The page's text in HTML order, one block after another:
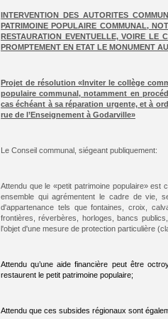
INTERVENTION DES AUTORITES
PATRIMOINE POPULAIRE COMMUNAL,
RESTAURATION EVENTUELLE, VOIRE LE
PROMPTEMENT EN ETAT LE MONUMENT
Projet de résolution «Inviter le collège
populaire communal, notamment en
cas échéant à sa réparation urgente, et à
rue de l’Enseignement à Godarville»
Le Conseil communal, siégeant publiquement:
Attendu que le «petit patrimoine populaire» est
ensemble qui agrémentent le cadre de vie,
d'appartenance tels que fontaines, croix,
frontières, réverbères, horloges, bancs
l'objet d'une mesure de protection particulière
Attendu qu’une aide financière peut être
restaurent le petit patrimoine populaire;
Attendu que ces subsides régionaux sont